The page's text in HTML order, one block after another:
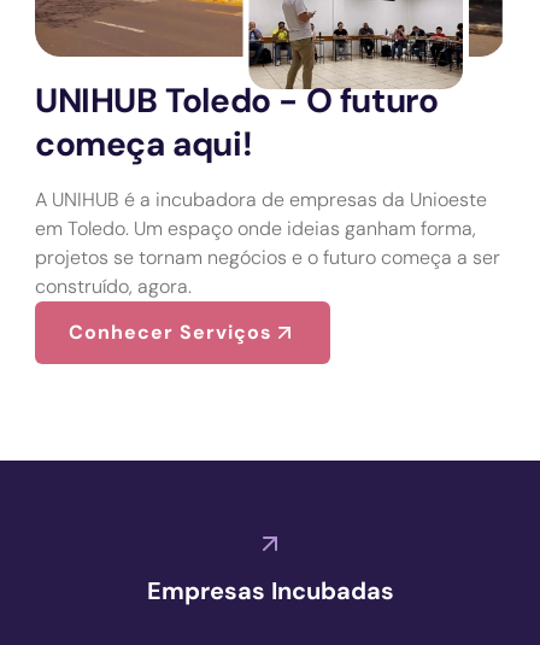
UNIHUB Toledo - O futuro
começa aqui!
A UNIHUB é a incubadora de empresas da Unioeste
em Toledo. Um espaço onde ideias ganham forma,
projetos se tornam negócios e o futuro começa a ser
construído, agora.
Conhecer Serviços
Empresas Incubadas